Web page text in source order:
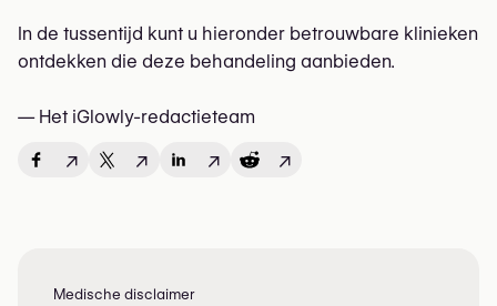
In de tussentijd kunt u hieronder betrouwbare klinieken
ontdekken die deze behandeling aanbieden.
— Het iGlowly-redactieteam
↗ ↗ ↗ ↗
Medische disclaimer